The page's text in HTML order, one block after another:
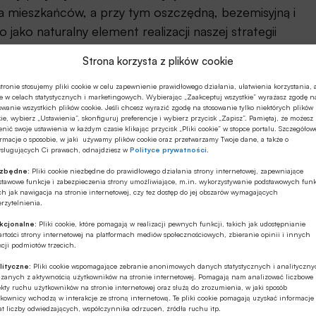
Strona korzysta z plików cookie
stosujemy pliki cookie w celu zapewnienie prawidłowego działania, ułatwienia korzystania, a
w celach statystycznych i marketingowych. Wybierając „Zaakceptuj wszystkie” wyrażasz zgodę
wszystkich plików cookie. Jeśli chcesz wyrazić zgodę na stosowanie tylko niektórych plików
wybierz „Ustawienia”, skonfiguruj preferencje i wybierz przycisk „Zapisz”. Pamiętaj, że możesz
swoje ustawienia w każdym czasie klikając przycisk „Pliki cookie” w stopce portalu.
o sposobie, w jaki używamy plików cookie oraz przetwarzamy Twoje dane, a także o
Ci prawach, odnajdziesz wPolityce prywatności
Pliki cookie niezbędne do prawidłowego działania strony internetowej, zapewniające
funkcje i zabezpieczenia strony umożliwiające, m.in. wykorzystywanie podstawowych
jak nawigacja na stronie internetowej, czy tez dostęp do jej obszarów wymagających
Pliki cookie, które pomagają w realizacji pewnych funkcji, takich jak udostępnianie
strony internetowej na platformach mediów społecznościowych, zbieranie opinii i innych
podmiotów trzecich.
Pliki cookie wspomagające zebranie anonimowych danych statystycznych i
z aktywnością użytkowników na stronie internetowej. Pomagają nam analizować liczbowe
ruchu użytkowników na stronie internetowej oraz służą do zrozumienia, w jaki sposób
wchodzą w interakcje ze stroną internetową. Te pliki cookie pomagają uzyskać informacje
liczby odwiedzających, współczynnika odrzuceń, źródła ruchu itp.
a przy tym oszczędną, bezemisyjną i
jako naturalny element realizacji naszej strategii
Rozwój – mówi
i Inwestycyjnej.
już kolejny raz z sukcesem sięga po sprawdzony
inwestycje. Struktura transakcji w optymalny
zobowiązań dzięki czemu mieszkańcy Wrocławia
– dodaje
Agnieszka Pietkun
Dyrektor
które sfinansujemy dzięki podpisanej dziś
i wrocławian oraz tak licznie odwiedzających
MPK Wrocław Krzysztof Balawejder
. – To